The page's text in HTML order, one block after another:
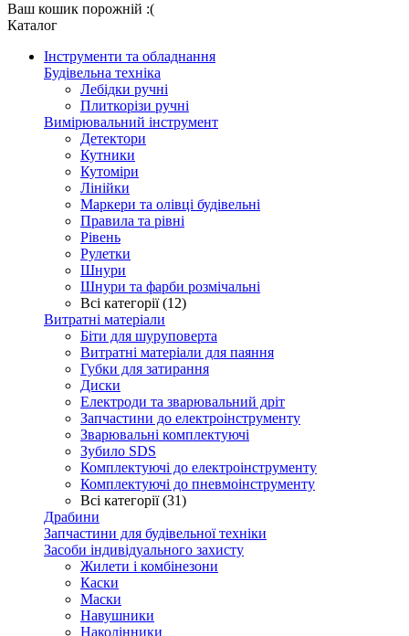
Ваш кошик порожній :(
Каталог
Інструменти та обладнання
Будівельна техніка
Лебідки ручні
Плиткорізи ручні
Вимірювальний інструмент
Детектори
Кутники
Кутоміри
Лінійки
Маркери та олівці будівельні
Правила та рівні
Рівень
Рулетки
Шнури
Шнури та фарби розмічальні
Всі категорії (12)
Витратні матеріали
Біти для шуруповерта
Витратні матеріали для паяння
Губки для затирання
Диски
Електроди та зварювальний дріт
Запчастини до електроінструменту
Зварювальні комплектуючі
Зубило SDS
Комплектуючі до електроінструменту
Комплектуючі до пневмоінструменту
Всі категорії (31)
Драбини
Запчастини для будівельної техніки
Засоби індивідуального захисту
Жилети і комбінезони
Каски
Маски
Навушники
Наколінники